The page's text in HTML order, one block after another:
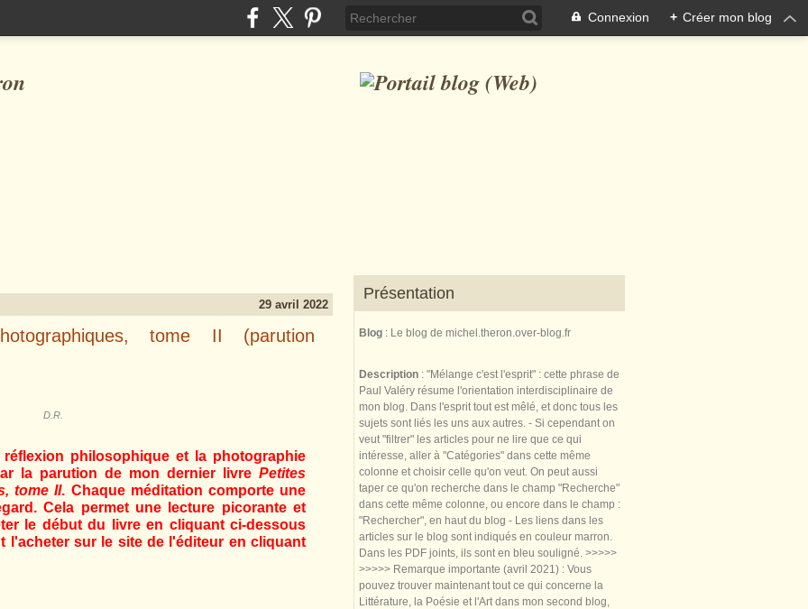
Connexion + Créer mon blog
29 avril 2022
tome II (parution
D.R.
philosophique et la photographie
la parution de mon dernier livre Petites
tome II. Chaque méditation comporte une
Cela permet une lecture picorante et
le début du livre en cliquant ci-dessous
l'acheter sur le site de l'éditeur en cliquant
Présentation
Blog : Le blog de michel.theron.over-blog.fr
Description : "Mélange c'est l'esprit" : cette phrase de
Paul Valéry résume l'orientation interdisciplinaire de
mon blog. Dans l'esprit tout est mêlé, et donc tous les
sujets sont liés les uns aux autres. - Si cependant on
veut "filtrer" les articles pour ne lire que ce qui
intéresse, aller à "Catégories" dans cette même
colonne et choisir celle qu'on veut. On peut aussi
taper ce qu'on recherche dans le champ "Recherche"
dans cette même colonne, ou encore dans le champ :
"Rechercher", en haut du blog - Les liens dans les
articles sur le blog sont indiqués en couleur marron.
Dans les PDF joints, ils sont en bleu souligné. >>>>>
>>>>> Remarque importante (avril 2021) : Vous
pouvez trouver maintenant tout ce qui concerne la
Littérature, la Poésie et l'Art dans mon second blog,